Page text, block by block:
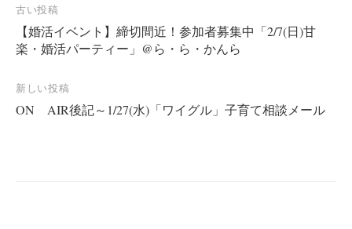
投
稿
ナ
ビ
ゲ
古い投稿
【婚活イベント】締切間近！参加者募集中「2/7(日)甘
楽・婚活パーティー」@ら・ら・かんら
新しい投稿
ON AIR後記～1/27(水)「ワイグル」子育て相談メール